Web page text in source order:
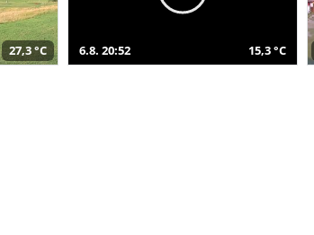
27,3 °C 6.8. 20:52 15,3 °C